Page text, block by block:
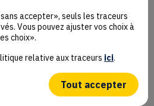
accepter», seuls les traceurs
Vous pouvez ajuster vos choix à
choix».
relative aux traceurs ici.
Tout accepter